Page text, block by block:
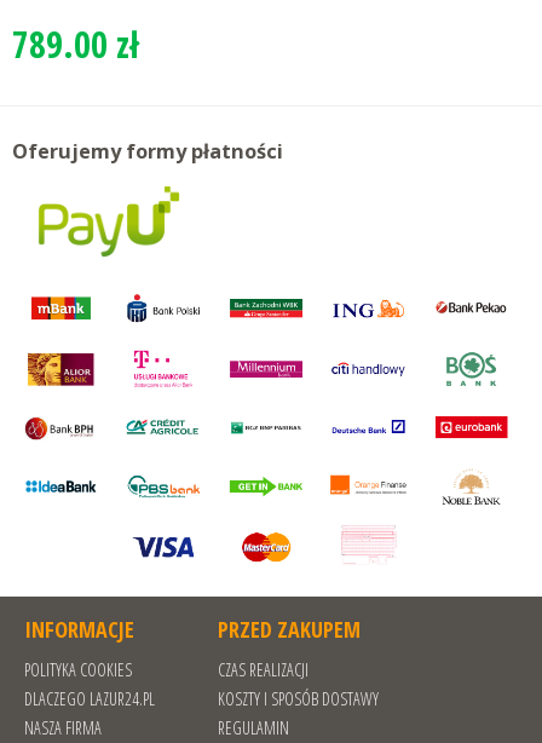
789.00 zł
Oferujemy formy płatności
INFORMACJE
POLITYKA COOKIES
DLACZEGO LAZUR24.PL
NASZA FIRMA
PRZED ZAKUPEM
CZAS REALIZACJI
KOSZTY I SPOSÓB DOSTAWY
REGULAMIN